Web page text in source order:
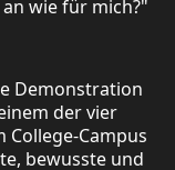
wie für mich?"
Demonstration
der vier
College-Campus
bewusste und